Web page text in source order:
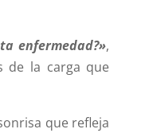
enfermedad?»,
de la carga que
que refleja